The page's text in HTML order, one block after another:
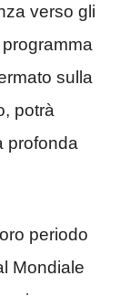
verso gli
sulla
potrà
profonda
periodo
Mondiale